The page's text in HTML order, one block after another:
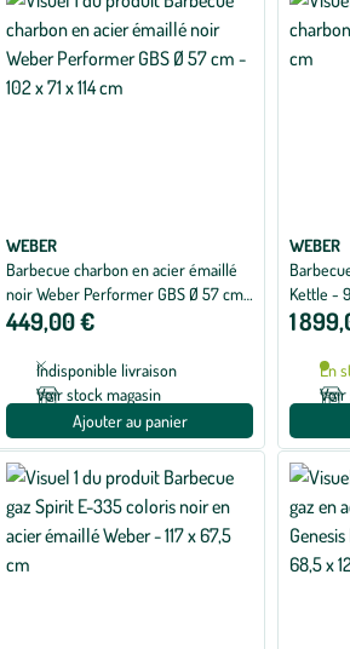
WEBER
Barbecue charbon en acier émaillé
noir Weber Performer GBS Ø 57 cm
- 102 x 71 x 114 cm
449,00 €
Indisponible livraison
Voir stock magasin
Ajouter au panier
WEBER
Kettle -
1
En
Voir